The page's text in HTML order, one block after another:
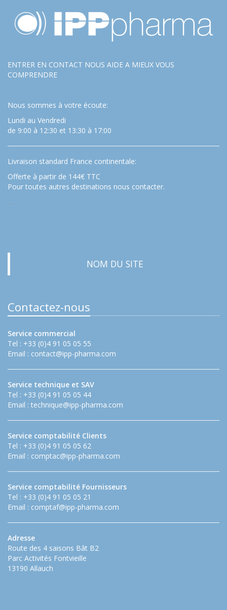
ENTRER EN CONTACT NOUS AIDE A MIEUX VOUS
COMPRENDRE
Nous sommes à votre écoute:
Lundi au Vendredi
de 9:00 à 12:30 et 13:30 à 17:00
Livraison standard France continentale:
Offerte à partir de 144€ TTC
Pour toutes autres destinations nous contacter.
…
NOM DU SITE
Contactez-nous
Service commercial
Tel : +33 (0)4 91 05 05 55
Email : contact@ipp-pharma.com
Service technique et SAV
Tel : +33 (0)4 91 05 05 44
Email : technique@ipp-pharma.com
Service comptabilité Clients
Tel : +33 (0)4 91 05 05 62
Email : comptac@ipp-pharma.com
Service comptabilité Fournisseurs
Tel : +33 (0)4 91 05 05 21
Email : comptaf@ipp-pharma.com
Adresse
Route des 4 saisons Bât B2
Parc Activités Fontvieille
13190 Allauch